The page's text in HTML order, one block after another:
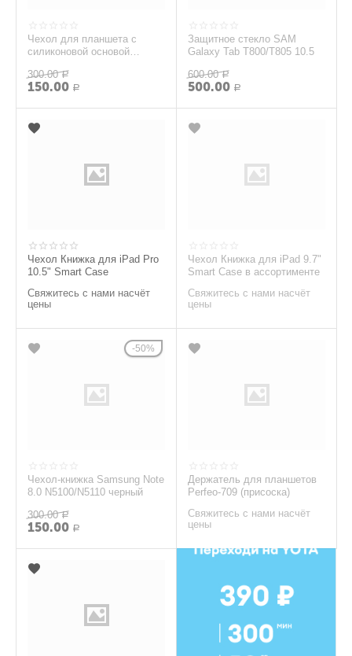
Чехол для планшета с
силиконовой основой
коричневый
300.00 Р
150.00 Р
Защитное стекло SAM
Galaxy Tab T800/T805 10.5
600.00 Р
500.00 Р
Чехол Книжка для iPad Pro
10.5" Smart Case
Свяжитесь с нами насчёт
цены
Чехол Книжка для iPad 9.7"
Smart Case в ассортименте
Свяжитесь с нами насчёт
цены
50%
Чехол-книжка Samsung Note
8.0 N5100/N5110 черный
300.00 Р
150.00 Р
Держатель для планшетов
Perfeo-709 (присоска)
Свяжитесь с нами насчёт
цены